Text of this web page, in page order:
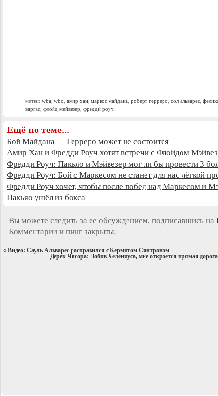
метки: wba wbo амир хан маркос майдана роберт герреро сол альварес
варгас флойд мейвезер фредди роуч
Ещё по теме...
Бой Майдана — Герреро может не состоится
Амир Хан и Фредди Роуч хотят встречи с Флойдом
Фредди Роуч: Пакьяо и Мэйвезер мог ли бы провести 3
Фредди Роуч: Бой с Маркесом не станет для нас лёгкой
Фредди Роуч хочет, чтобы после побед над Маркесом и
Пакьяо ушёл из бокса
Вы можете следить за ее обсуждением, подписавшись на
Комментарии и пинг закрыты.
« Видео: Сауль Альварес расправился с Кермитом Синтроном
Дерек Чисора: Побив Хелениуса, мне откроется прямая